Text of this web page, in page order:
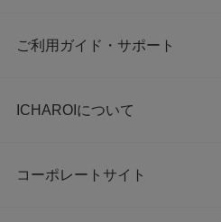
ご利用ガイド・サポート
ICHAROIについて
コーポレートサイト